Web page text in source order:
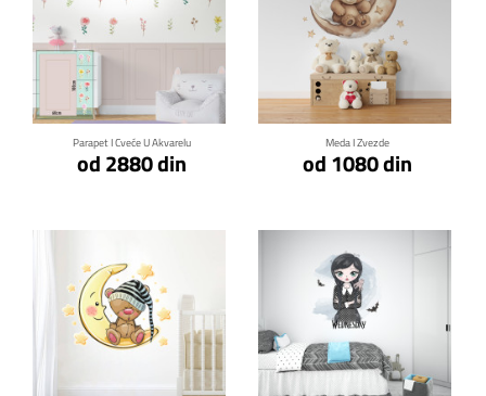
Parapet I Cveće U Akvarelu
od 2880 din
Klikni za detalje
Meda I Zvezde
od 1080 din
Klikni za detalje
Klikni za detalje